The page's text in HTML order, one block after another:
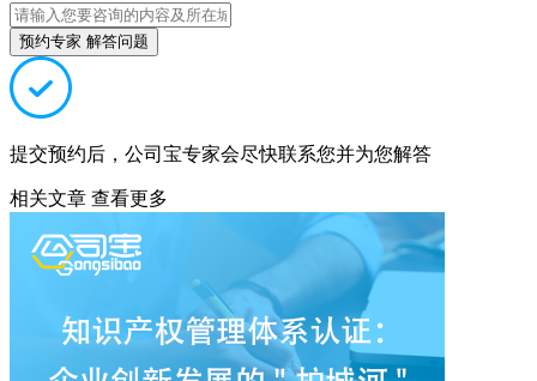
预约专家 解答问题
提交预约后，公司宝专家会尽快联系您并为您解答
相关文章 查看更多